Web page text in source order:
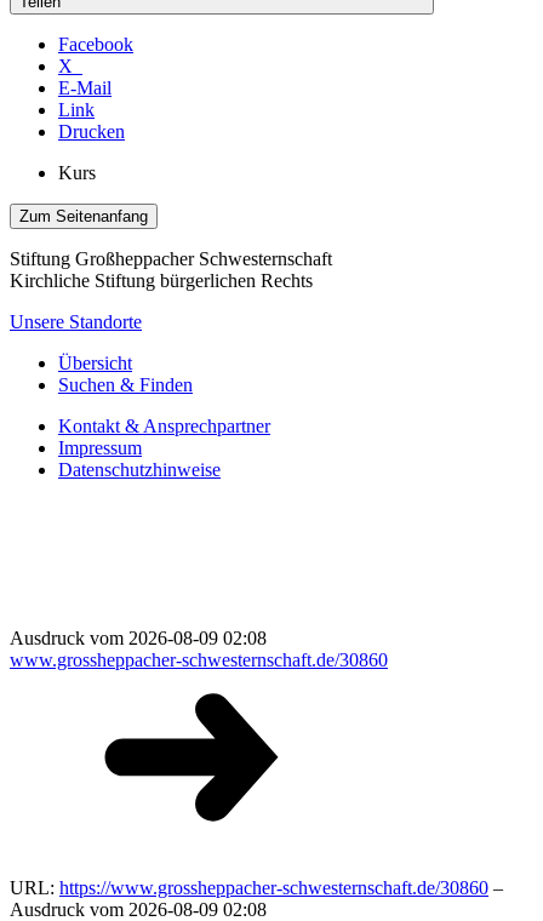
Facebook
X
E-Mail
Link
Drucken
Kurs
Zum Seitenanfang
Stiftung Großheppacher Schwesternschaft
Kirchliche Stiftung bürgerlichen Rechts
Unsere Standorte
Übersicht
Suchen & Finden
Kontakt & Ansprechpartner
Impressum
Datenschutzhinweise
Ausdruck vom 2026-08-09 02:08
www.grossheppacher-schwesternschaft.de/30860
URL: https://www.grossheppacher-schwesternschaft.de/30860 –
Ausdruck vom 2026-08-09 02:08